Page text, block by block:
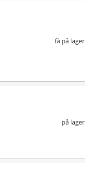
få på lager
på lager